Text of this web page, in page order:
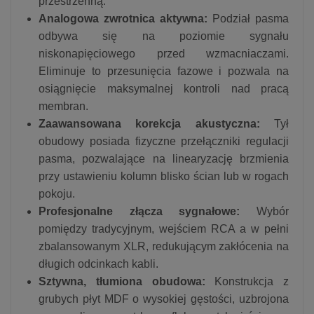
Analogowa zwrotnica aktywna: Podział pasma
odbywa się na poziomie sygnału
niskonapięciowego przed wzmacniaczami.
Eliminuje to przesunięcia fazowe i pozwala na
osiągnięcie maksymalnej kontroli nad pracą
membran.
Zaawansowana korekcja akustyczna: Tył
obudowy posiada fizyczne przełączniki regulacji
pasma, pozwalające na linearyzację brzmienia
przy ustawieniu kolumn blisko ścian lub w rogach
pokoju.
Profesjonalne złącza sygnałowe: Wybór
pomiędzy tradycyjnym, wejściem RCA a w pełni
zbalansowanym XLR, redukującym zakłócenia na
długich odcinkach kabli.
Sztywna, tłumiona obudowa: Konstrukcja z
grubych płyt MDF o wysokiej gęstości, uzbrojona